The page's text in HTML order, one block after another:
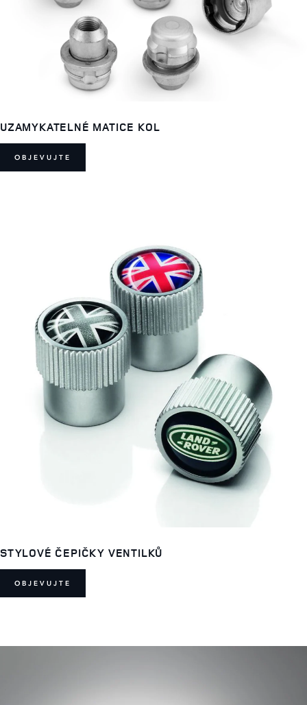
UZAMYKATELNÉ MATICE KOL
OBJEVUJTE
STYLOVÉ ČEPIČKY VENTILKŮ
OBJEVUJTE